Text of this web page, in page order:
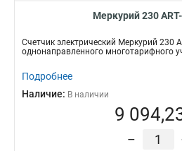
Меркурий 230
Счетчик электрический Меркурий 230
однонаправленного многотарифного
Подробнее
Наличие: В наличии
9
–